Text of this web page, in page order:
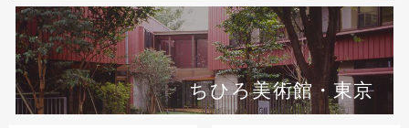
ちひろ美術館・東京